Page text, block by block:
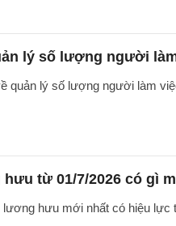
lý số lượng người
quản lý số lượng người làm
từ 01/7/2026 có gì
hưu mới nhất có hiệu lực